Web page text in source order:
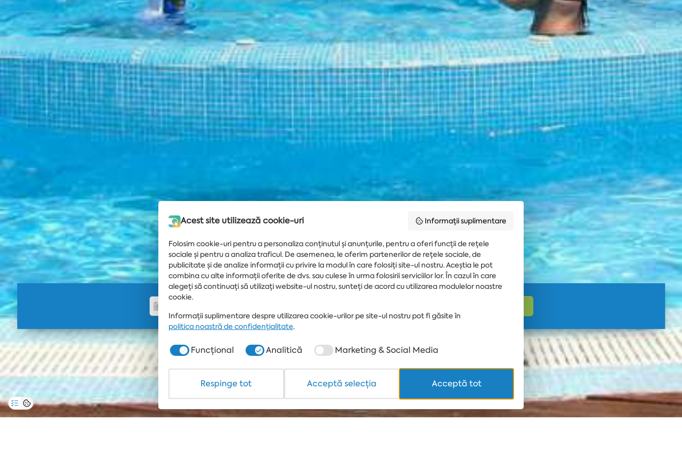
VREMEA
ÎN ARABELLA
BEACH
Apa
25°
Acest site utilizează cookie-uri Informații suplimentare
Folosim cookie-uri pentru a personaliza conținutul și anunțurile, pentru a oferi funcții de rețele
sociale și pentru a analiza traficul. De asemenea, le oferim partenerilor de rețele sociale, de
publicitate și de analize informații cu privire la modul în care folosiți site-ul nostru. Aceștia le pot
combina cu alte informații oferite de dvs. sau culese în urma folosirii serviciilor lor. În cazul în care
alegeți să continuați să utilizați website-ul nostru, sunteți de acord cu utilizarea modulelor noastre
cookie.
Informații suplimentare despre utilizarea cookie-urilor pe site-ul nostru pot fi găsite în
politica noastră de confidențialitate.
Funcțional Analitică Marketing & Social Media
Respinge tot Acceptă selecția Acceptă tot